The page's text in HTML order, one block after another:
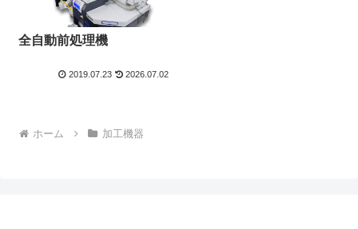
全自動前処理機
2019.07.23 2026.07.02
ホーム 加工機器